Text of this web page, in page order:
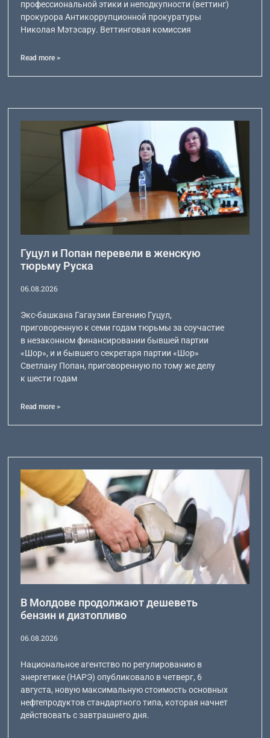
профессиональной этики и неподкупности (веттинг)
прокурора Антикоррупционной прокуратуры
Николая Мэтэсару. Веттинговая комиссия
Read more >
Гуцул и Попан перевели в женскую
тюрьму Руска
06.08.2026
Экс-башкана Гагаузии Евгению Гуцул,
приговоренную к семи годам тюрьмы за соучастие
в незаконном финансировании бывшей партии
«Шор», и и бывшего секретаря партии «Шор»
Светлану Попан, приговоренную по тому же делу
к шести годам
Read more >
В Молдове продолжают дешеветь
бензин и дизтопливо
06.08.2026
Национальное агентство по регулированию в
энергетике (НАРЭ) опубликовало в четверг, 6
августа, новую максимальную стоимость основных
нефтепродуктов стандартного типа, которая начнет
действовать с завтрашнего дня.